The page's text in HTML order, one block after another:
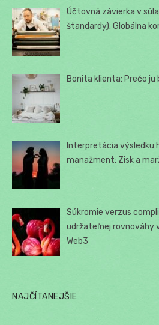
Účtovná závierka v
štandardy): Globálna
Bonita klienta: Prečo
Interpretácia výsledku
manažment: Zisk a
Súkromie verzus
udržateľnej rovnováhy
Web3
NAJČÍTANEJŠIE